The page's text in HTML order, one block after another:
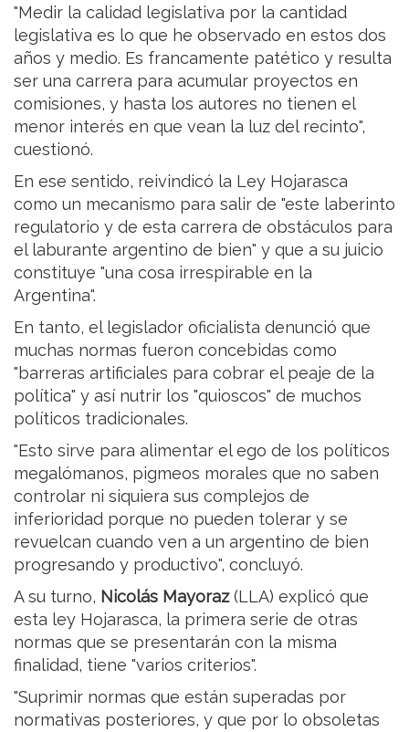
"Medir la calidad legislativa por la cantidad
legislativa es lo que he observado en estos dos
años y medio. Es francamente patético y resulta
ser una carrera para acumular proyectos en
comisiones, y hasta los autores no tienen el
menor interés en que vean la luz del recinto",
cuestionó.
En ese sentido, reivindicó la Ley Hojarasca
como un mecanismo para salir de "este laberinto
regulatorio y de esta carrera de obstáculos para
el laburante argentino de bien" y que a su juicio
constituye "una cosa irrespirable en la
Argentina".
En tanto, el legislador oficialista denunció que
muchas normas fueron concebidas como
"barreras artificiales para cobrar el peaje de la
política" y así nutrir los "quioscos" de muchos
políticos tradicionales.
"Esto sirve para alimentar el ego de los políticos
megalómanos, pigmeos morales que no saben
controlar ni siquiera sus complejos de
inferioridad porque no pueden tolerar y se
revuelcan cuando ven a un argentino de bien
progresando y productivo", concluyó.
A su turno, Nicolás Mayoraz(LLA) explicó que
esta ley Hojarasca, la primera serie de otras
normas que se presentarán con la misma
finalidad, tiene "varios criterios".
"Suprimir normas que están superadas por
normativas posteriores, y que por lo obsoletas